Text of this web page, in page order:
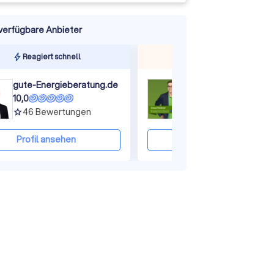
Anbieter
Reagiert schnell
gute-Energieberatung.de
10,0
grade46 Bewertungen
Profil ansehen